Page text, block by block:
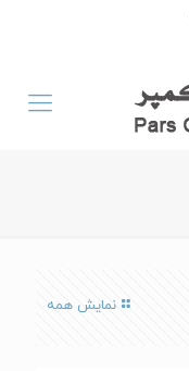
نمایش همه